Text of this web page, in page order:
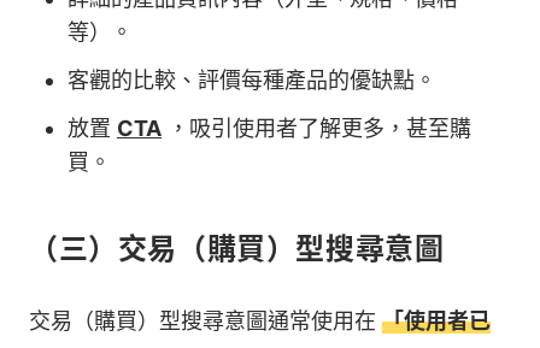
等）。
客觀的比較、評價每種產品的優缺點。
放置 CTA ，吸引使用者了解更多，甚至購
買。
（三）交易（購買）型搜尋意圖
交易（購買）型搜尋意圖通常使用在 「使用者已